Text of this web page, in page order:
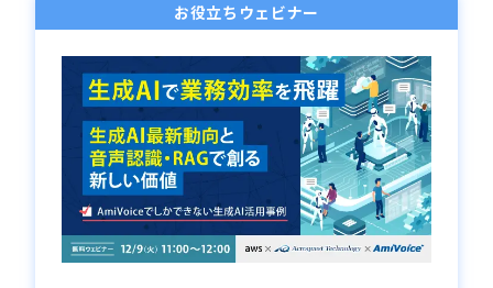
お役立ちウェビナー